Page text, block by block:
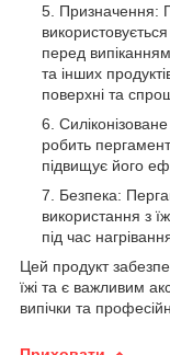
Призначення:
перед
та інших
поверхні та
робить
підвищує його
Безпека:
використання з
під час
Цей продукт
їжі та є важливим
випічки та